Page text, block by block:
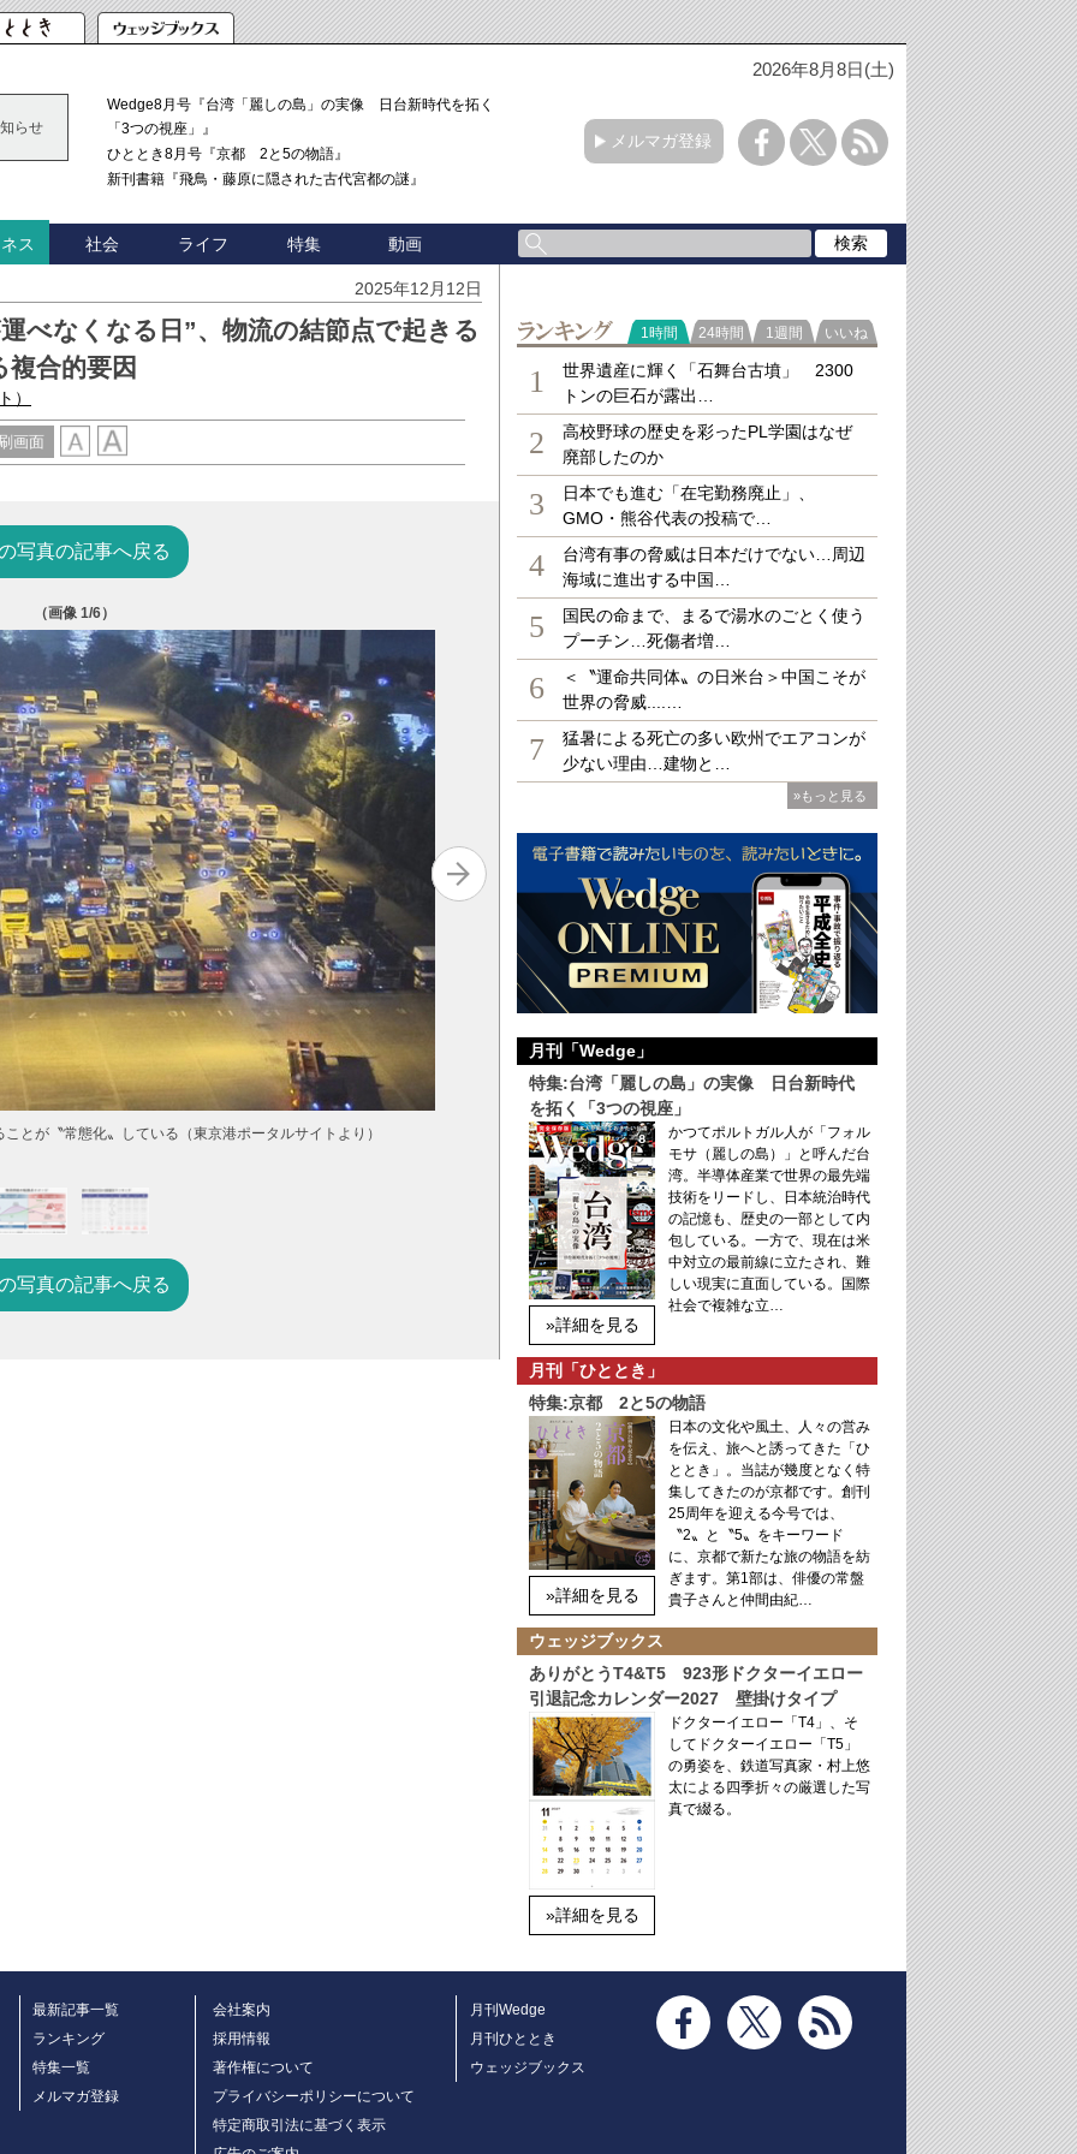
2026年8月8日(土)
らせ
Wedge8月号『台湾「麗しの島」の実像 日台新時代を拓く
「3つの視座」』
ひととき8月号『京都 2と5の物語』
新刊書籍『飛鳥・藤原に隠された古代宮都の謎』
メルマガ登録
ス 社会 ライフ 特集 動画
2025年12月12日
べなくなる日”、物流の結節点で起きる
合的要因
）
画面
写真の記事へ戻る
（画像1/6）
とが〝常態化〟している（東京港ポータルサイトより）
写真の記事へ戻る
ラ
1時間 24時間 1週間 いいね
1
世界遺産に輝く「石舞台古墳」 2300
トンの巨石が露出…
2
高校野球の歴史を彩ったPL学園はなぜ
廃部したのか
3
日本でも進む「在宅勤務廃止」、
GMO・熊谷代表の投稿で…
4
台湾有事の脅威は日本だけでない…周辺
海域に進出する中国…
5
国民の命まで、まるで湯水のごとく使う
プーチン…死傷者増…
6
＜〝運命共同体〟の日米台＞中国こそが
世界の脅威....…
7
猛暑による死亡の多い欧州でエアコンが
少ない理由…建物と…
»もっと見る
月刊「Wedge」
特集:台湾「麗しの島」の実像 日台新時代
を拓く「3つの視座」
»詳細を見る
かつてポルトガル人が「フォル
モサ（麗しの島）」と呼んだ台
湾。半導体産業で世界の最先端
技術をリードし、日本統治時代
の記憶も、歴史の一部として内
包している。一方で、現在は米
中対立の最前線に立たされ、難
しい現実に直面している。国際
社会で複雑な立…
月刊「ひととき」
特集:京都 2と5の物語
»詳細を見る
日本の文化や風土、人々の営み
を伝え、旅へと誘ってきた「ひ
ととき」。当誌が幾度となく特
集してきたのが京都です。創刊
25周年を迎える今号では、
〝2〟と〝5〟をキーワード
に、京都で新たな旅の物語を紡
ぎます。第1部は、俳優の常盤
貴子さんと仲間由紀…
ウェッジブックス
ありがとうT4&T5 923形ドクターイエロー
引退記念カレンダー2027 壁掛けタイプ
»詳細を見る
ドクターイエロー「T4」、そ
してドクターイエロー「T5」
の勇姿を、鉄道写真家・村上悠
太による四季折々の厳選した写
真で綴る。
最新記事一覧
ランキング
特集一覧
メルマガ登録
会社案内
採用情報
著作権について
プライバシーポリシーについて
特定商取引法に基づく表示
月刊Wedge
月刊ひととき
ウェッジブックス